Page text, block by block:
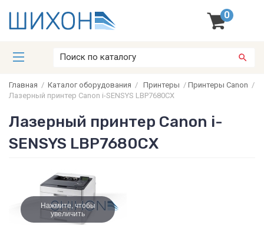
0
Главная / Каталог оборудования / Принтеры / Принтеры Canon /
Лазерный принтер Canon i-SENSYS LBP7680CX
Лазерный принтер Canon i-
SENSYS LBP7680CX
Нажмите, чтобы
увеличить